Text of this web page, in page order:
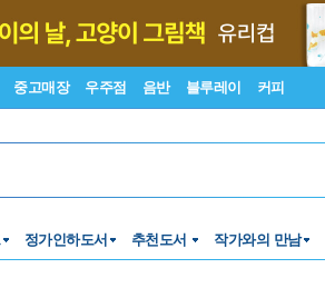
중고매장 우주점 음반 블루레이 커피
정가인하도서 추천도서 작가와의 만남